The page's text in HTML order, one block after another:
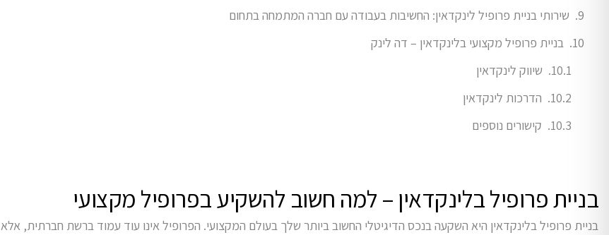
שירותי בניית פרופיל לינקדאין: החשיבות בעבודה עם חברה המתמחה בתחום
בניית פרופיל מקצועי בלינקדאין – דה לינק
שיווק לינקדאין
הדרכות לינקדאין
קישורים נוספים
בניית פרופיל בלינקדאין – למה חשוב להשקיע בפרופיל מקצועי
בניית פרופיל בלינקדאין היא השקעה בנכס הדיגיטלי החשוב ביותר שלך בעולם המקצועי. הפרופיל אינו עוד עמוד ברשת חברתית, אלא